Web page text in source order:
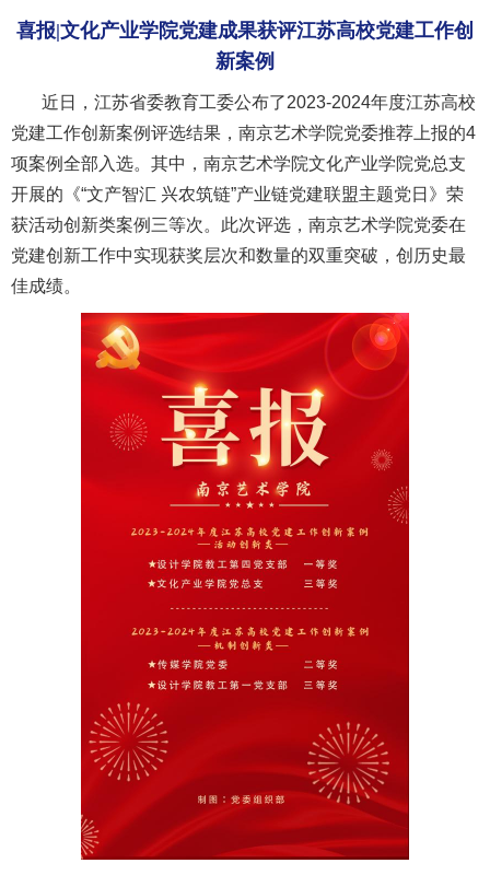
喜报|文化产业学院党建成果获评江苏高校党建工作创
新案例
近日，江苏省委教育工委公布了2023-2024年度江苏高校
党建工作创新案例评选结果，南京艺术学院党委推荐上报的4
项案例全部入选。其中，南京艺术学院文化产业学院党总支
开展的《“文产智汇 兴农筑链”产业链党建联盟主题党日》荣
获活动创新类案例三等次。此次评选，南京艺术学院党委在
党建创新工作中实现获奖层次和数量的双重突破，创历史最
佳成绩。